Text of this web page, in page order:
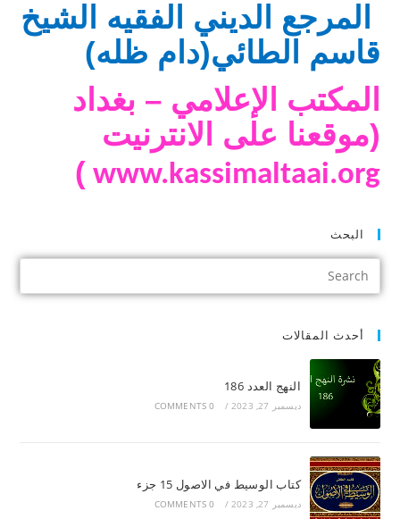
المرجع الديني الفقيه الشيخ
قاسم الطائي(دام ظله)
المكتب الإعلامي – بغداد
(موقعنا على الانترنيت
www.kassimaltaai.org
)
البحث
أحدث المقالات
النهج العدد 186
ديسمبر 27, 2023 /
0 COMMENTS
كتاب الوسيط في الاصول 15 جزء
ديسمبر 27, 2023 /
0 COMMENTS